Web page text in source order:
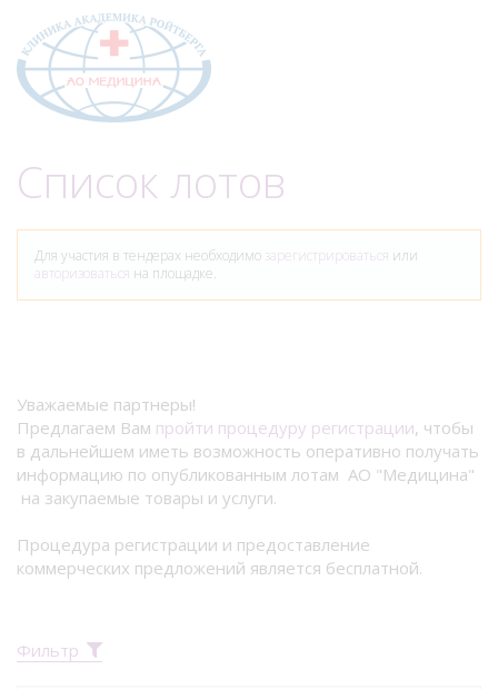
Список лотов
Для участия в тендерах необходимо зарегистрироваться или
авторизоваться на площадке.
Уважаемые партнеры!
Предлагаем Вам пройти процедуру регистрации, чтобы
в дальнейшем иметь возможность оперативно получать
информацию по опубликованным лотам АО "Медицина"
на закупаемые товары и услуги.
Процедура регистрации и предоставление
коммерческих предложений является бесплатной.
Фильтр